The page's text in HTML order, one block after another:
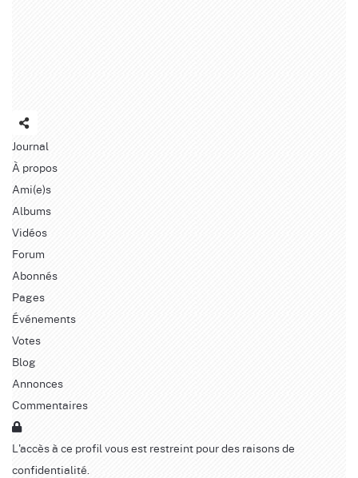
Journal
À propos
Ami(e)s
Albums
Vidéos
Forum
Abonnés
Pages
Événements
Votes
Blog
Annonces
Commentaires
L'accès à ce profil vous est restreint pour des raisons de
confidentialité.